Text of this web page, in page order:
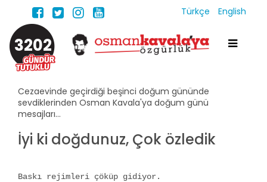
Türkçe English
3202
Cezaevinde geçirdiği beşinci doğum gününde
sevdiklerinden Osman Kavala'ya doğum günü
mesajları...
İyi ki doğdunuz, Çok özledik
Baskı rejimleri çöküp gidiyor.